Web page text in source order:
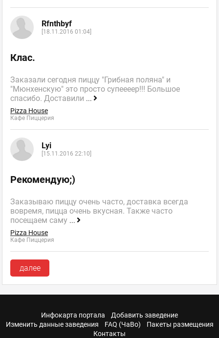
Rfnthbyf
[18.11.2016 01:04]
Клас.
Заказали сегодня пиццу "Грибная поляна" и
"Мюнхенскую" это просто супеееер!!! Большое
спасибо. Доставили ...
Pizza House
Кафе Пиццерия
Lyi
[15.11.2016 22:10]
Рекомендую;)
Заказываю пиццу очень часто, доставка всегда
вовремя, пицца очень вкусная. Также часто
посещаем саму ...
Pizza House
Кафе Пиццерия
далее
Инфокарта портала
Добавить заведение
Изменить данные заведения
FAQ (ЧаВо)
Пакеты размещения
Контакты